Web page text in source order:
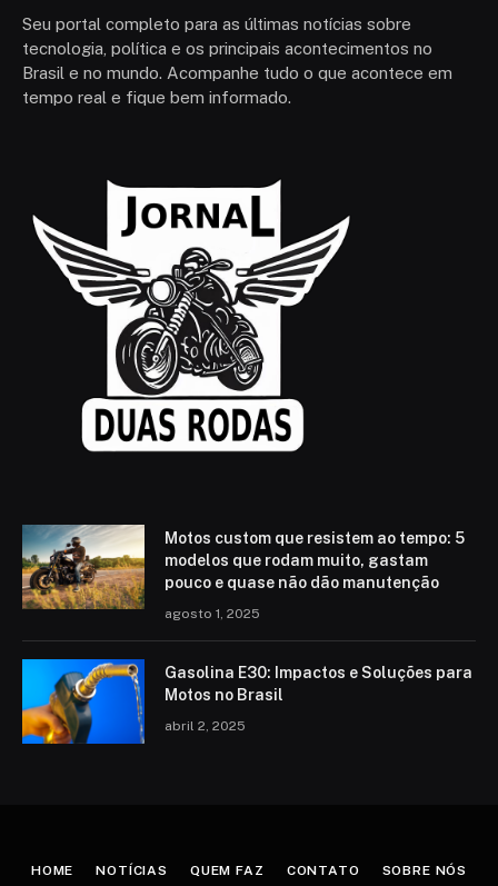
Seu portal completo para as últimas notícias sobre
tecnologia, política e os principais acontecimentos no
Brasil e no mundo. Acompanhe tudo o que acontece em
tempo real e fique bem informado.
Motos custom que resistem ao tempo: 5
modelos que rodam muito, gastam
pouco e quase não dão manutenção
agosto 1, 2025
Gasolina E30: Impactos e Soluções para
Motos no Brasil
abril 2, 2025
HOME NOTÍCIAS QUEM FAZ CONTATO SOBRE NÓS